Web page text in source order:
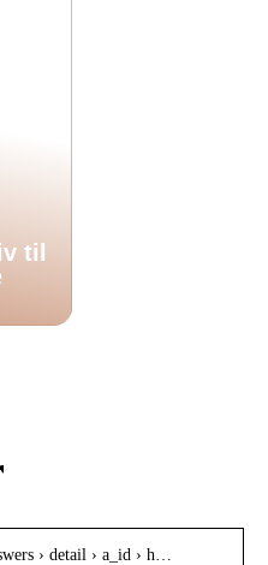
til
› detail › a_id › h…